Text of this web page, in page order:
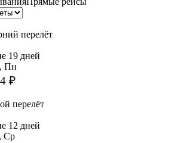
перелёт
19 дней
Пн
₽
перелёт
12 дней
Ср